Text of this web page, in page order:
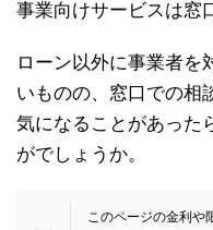
事業向けサービスは窓
ローン以外に事業者を
いものの、窓口での相
気になることがあった
がでしょうか。
このページの金利や